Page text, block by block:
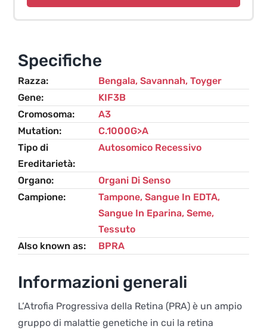
–
Bengala
quantità
Specifiche
Razza Bengala, Savannah, Toyger
Gene
KIF3B
Cromosoma
A3
Mutation
C.1000G>A
Tipo di
Ereditarietà
Autosomico Recessivo
Organo
Organi Di Senso
Campione
Tampone, Sangue In EDTA,
Sangue In Eparina, Seme,
Tessuto
Also known as
BPRA
Informazioni generali
L’Atrofia Progressiva della Retina (PRA) è un ampio
gruppo di malattie genetiche in cui la retina